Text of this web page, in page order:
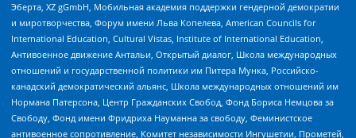
Эберта, XZ gGmbH, Мобильная академия поддержки гендерной демократии
и миротворчества, Форум имени Льва Копелева, American Councils for
International Education, Cultural Vistas, Institute of International Education,
Антивоенное движение Антальи, Открытый диалог, Школа международных
отношений и государственной политики им Питера Мунка, Российско-
канадский демократический альянс, Школа международных отношений им
Нормана Патерсона, Центр Гражданских Свобод, Фонд Бориса Немцова за
Свободу, Фонд имени Фридриха Науманна за свободу, Феминистское
антивоенное сопротивление, Комитет независимости Ингушетии, Прометей,